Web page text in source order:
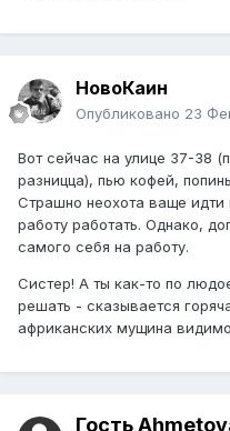
НовоКаин
Опубликовано 23
Вот сейчас на улице 37-38
разницца), пью кофей,
Страшно неохота ваще идти
работу работать. Однако,
самого себя на работу.
Систер! А ты как-то по
решать - сказывается
африканских мущина
Гость